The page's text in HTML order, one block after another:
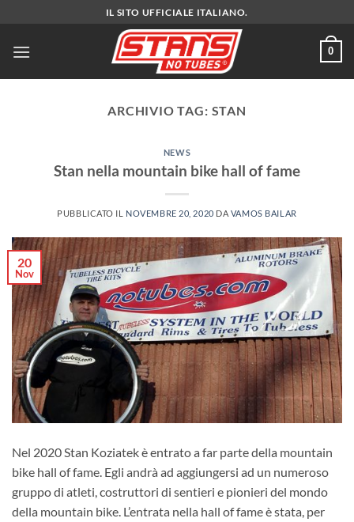
contenuti
IL SITO UFFICIALE ITALIANO.
0
ARCHIVIO TAG: STAN
NEWS
Stan nella mountain bike hall of fame
PUBBLICATO IL NOVEMBRE 20, 2020 DA VAMOS BAILAR
20
Nov
Nel 2020 Stan Koziatek è entrato a far parte della mountain
bike hall of fame. Egli andrà ad aggiungersi ad un numeroso
gruppo di atleti, costruttori di sentieri e pionieri del mondo
della mountain bike. L’entrata nella hall of fame è stata, per